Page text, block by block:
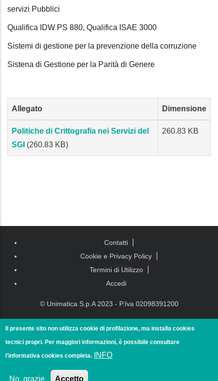
servizi Pubblici
Qualifica IDW PS 880, Qualifica ISAE 3000
Sistemi di gestione per la prevenzione della corruzione
Sistena di Gestione per la Parità di Genere
Allegato Dimensione
Politiche di Crittografia nei Servizi del
SGI (260.83 KB)
260.83 KB
Piè di
Contatti
Cookie e Privacy Policy
Termini di Utilizzo
Accedi
© Unimatica S.p.A 2023 - P.Iva 02098391200
Il presente sito non utilizza cookie di profilazione, ma installa cookies
tecnici propri. Per maggiori informazioni, è possibile consultare
l’informativa cookies completa.
INFO
No, grazie Accetto